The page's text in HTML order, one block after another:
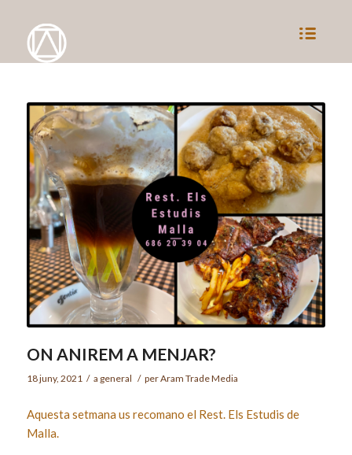
ON ANIREM A MENJAR?
18 juny, 2021 / a general / perAram Trade Media
Aquesta setmana us recomano el Rest. Els Estudis de
Malla.